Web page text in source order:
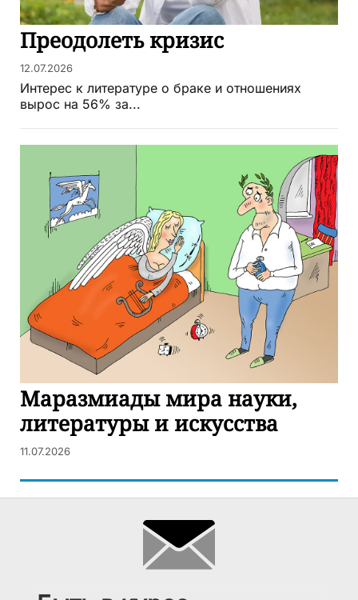
Преодолеть кризис
12.07.2026
Интерес к литературе о браке и отношениях
вырос на 56% за...
Маразмиады мира науки,
литературы и искусства
11.07.2026